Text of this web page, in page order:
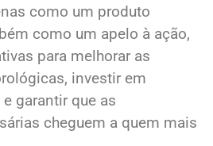
como um produto
como um apelo à ação,
para melhorar as
investir em
garantir que as
cheguem a quem mais